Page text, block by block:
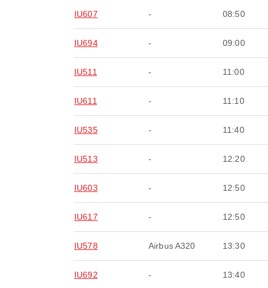
IU607 - 08:50
IU694 - 09:00
IU511 - 11:00
IU611 - 11:10
IU535 - 11:40
IU513 - 12:20
IU603 - 12:50
IU617 - 12:50
IU578 Airbus A320 13:30
IU692 - 13:40